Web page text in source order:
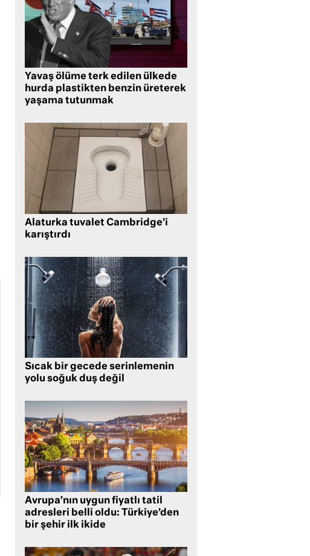
Yavaş ölüme terk edilen ülkede
hurda plastikten benzin üreterek
yaşama tutunmak
Alaturka tuvalet Cambridge’i
karıştırdı
Sıcak bir gecede serinlemenin
yolu soğuk duş değil
Avrupa’nın uygun fiyatlı tatil
adresleri belli oldu: Türkiye’den
bir şehir ilk ikide